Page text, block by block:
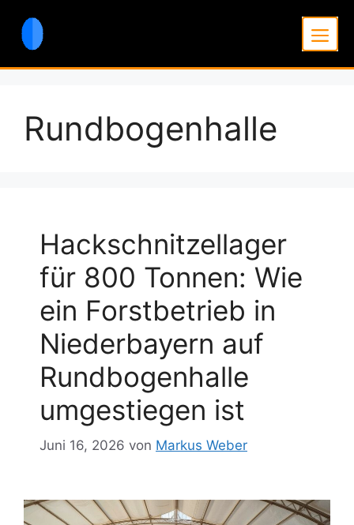
Inhalt
springen
Rundbogenhalle
Hackschnitzellager
für 800 Tonnen: Wie
ein Forstbetrieb in
Niederbayern auf
Rundbogenhalle
umgestiegen ist
Juni 16, 2026 von Markus Weber